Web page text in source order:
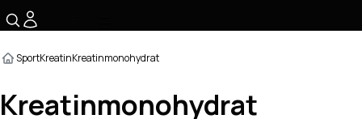
SportKreatinKreatinmonohydrat
Kreatinmonohydrat